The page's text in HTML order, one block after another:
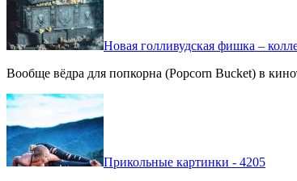
Новая голливудская фишка –
Вообще вёдра для попкорна (Popcorn Bucket) в
Прикольные картинки - 4205